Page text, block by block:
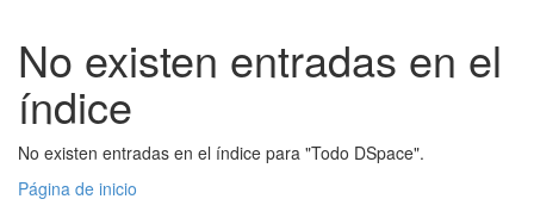
No existen entradas en el
índice
No existen entradas en el índice para "Todo DSpace".
Página de inicio